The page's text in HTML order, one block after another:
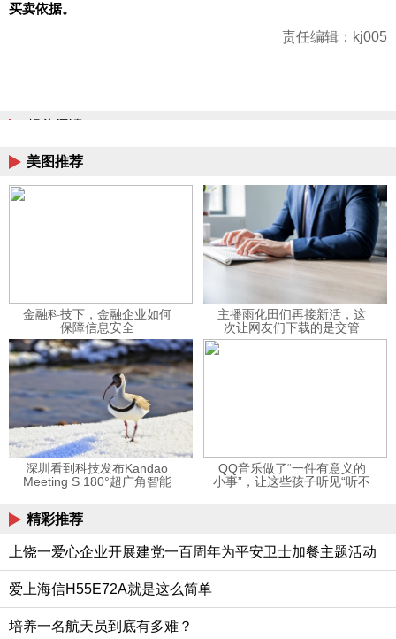
买卖依据。
责任编辑：kj005
相关阅读
美图推荐
金融科技下，金融企业如何
保障信息安全
主播雨化田们再接新活，这
次让网友们下载的是交管
12123APP
深圳看到科技发布Kandao
Meeting S 180°超广角智能
QQ音乐做了“一件有意义的
小事”，让这些孩子听见“听不
精彩推荐
上饶一爱心企业开展建党一百周年为平安卫士加餐主题活动
爱上海信H55E72A就是这么简单
培养一名航天员到底有多难？